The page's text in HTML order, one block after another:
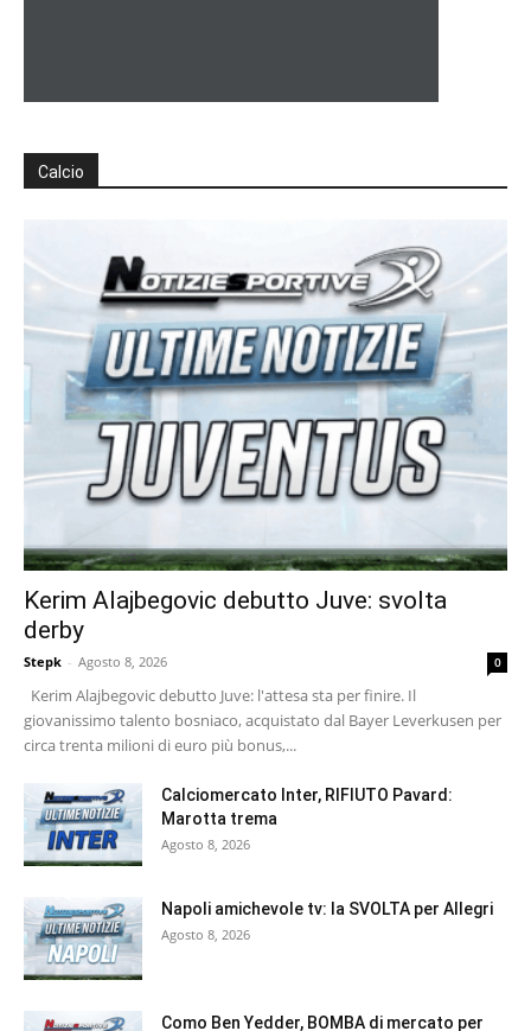
Calcio
Kerim Alajbegovic debutto Juve: svolta
derby
Stepk - Agosto 8, 2026 0
Kerim Alajbegovic debutto Juve: l'attesa sta per finire. Il
giovanissimo talento bosniaco, acquistato dal Bayer Leverkusen per
circa trenta milioni di euro più bonus,...
Calciomercato Inter, RIFIUTO Pavard:
Marotta trema
Agosto 8, 2026
Napoli amichevole tv: la SVOLTA per Allegri
Agosto 8, 2026
Como Ben Yedder, BOMBA di mercato per